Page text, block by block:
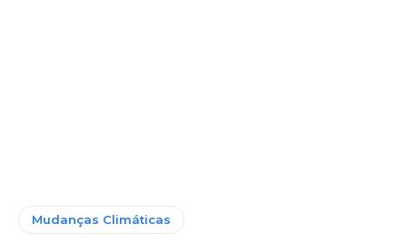
Mudanças Climáticas